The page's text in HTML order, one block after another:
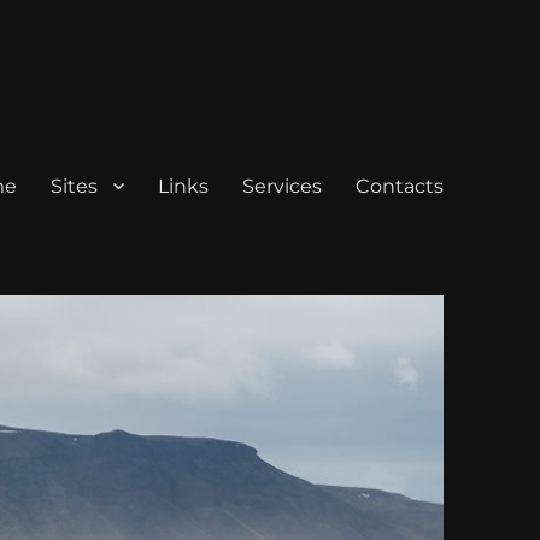
Sites Links Services Contacts